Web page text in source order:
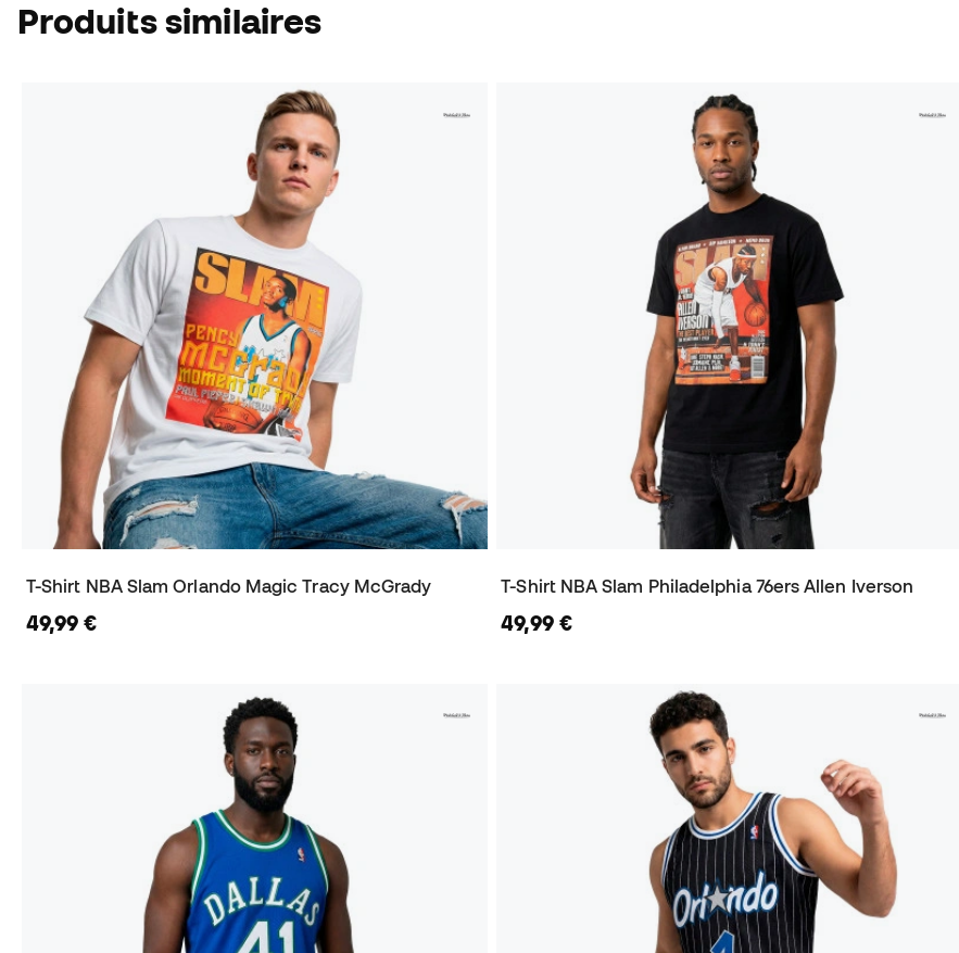
Produits similaires
T-Shirt NBA Slam Orlando Magic Tracy McGrady
49,99 €
T-Shirt NBA Slam Philadelphia 76ers Allen Iverson
49,99 €